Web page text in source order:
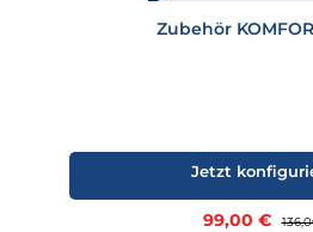
Zubehör
99,00 €
Jetzt